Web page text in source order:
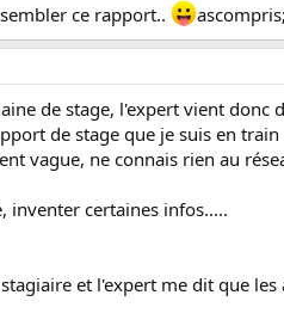
ce rapport..
de stage, l'expert vient
de stage que je suis en
vague, ne connais rien au
inventer certaines infos.....
et l'expert me dit que